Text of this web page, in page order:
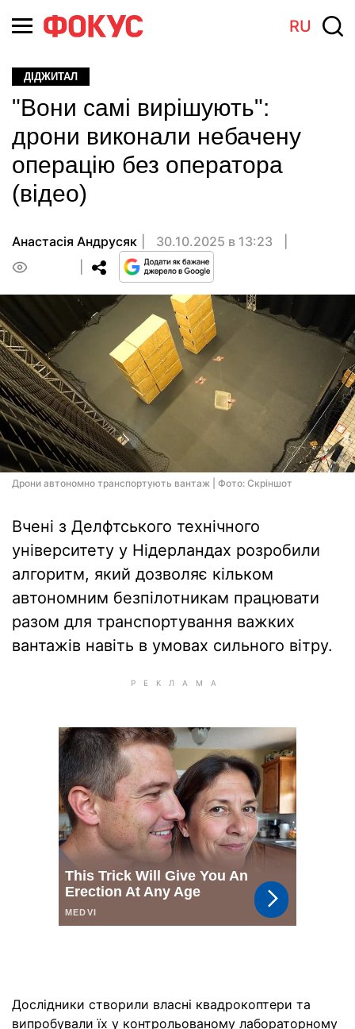
RU
ДІДЖИТАЛ
"Вони самі вирішують":
дрони виконали небачену
операцію без оператора
(відео)
Анастасiя Андрусяк
30.10.2025 в 13:23
Дрони автономно транспортують вантаж | Фото: Скріншот
Вчені з Делфтського технічного
університету у Нідерландах розробили
алгоритм, який дозволяє кільком
автономним безпілотникам працювати
разом для транспортування важких
вантажів навіть в умовах сильного вітру.
Дослідники створили власні квадрокоптери та
випробували їх у контрольованому лабораторному